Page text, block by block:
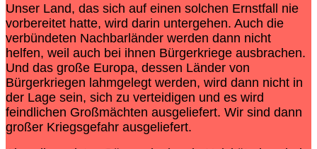
Unser Land, das sich auf einen solchen Ernstfall nie
vorbereitet hatte, wird darin untergehen. Auch die
verbündeten Nachbarländer werden dann nicht
helfen, weil auch bei ihnen Bürgerkriege ausbrachen.
Und das große Europa, dessen Länder von
Bürgerkriegen lahmgelegt werden, wird dann nicht in
der Lage sein, sich zu verteidigen und es wird
feindlichen Großmächten ausgeliefert. Wir sind dann
großer Kriegsgefahr ausgeliefert.